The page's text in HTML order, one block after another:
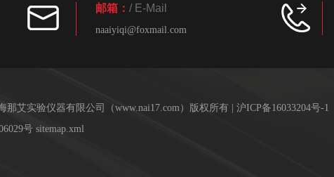
邮箱： / E-Mail
naaiyiqi@foxmail.com
那艾实验仪器有限公司（www.nai17.com）版权所有 | 沪ICP备16033204号-1
号 sitemap.xml